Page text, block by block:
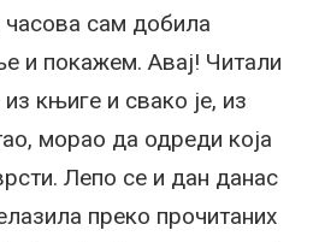
сам добила
и покажем. Авај! Читали
књиге и свако је, из
морао да одреди која
Лепо се и дан данас
преко прочитаних